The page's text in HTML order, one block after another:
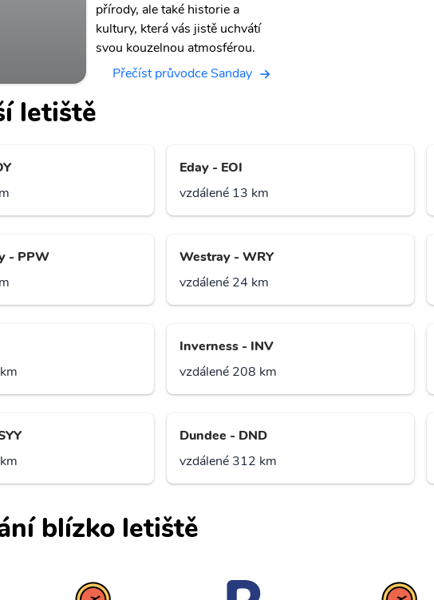
přírody, ale také historie a
kultury, která vás jistě uchvátí
svou kouzelnou atmosférou.
Přečíst průvodce Sanday
letiště
Eday - EOI
vzdálené 13 km
- PPW
Westray - WRY
vzdálené 24 km
Inverness - INV
vzdálené 208 km
Dundee - DND
vzdálené 312 km
blízko letiště